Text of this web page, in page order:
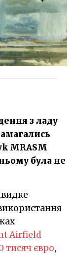
з ладу
MRASM
була не
Airfield
євро,